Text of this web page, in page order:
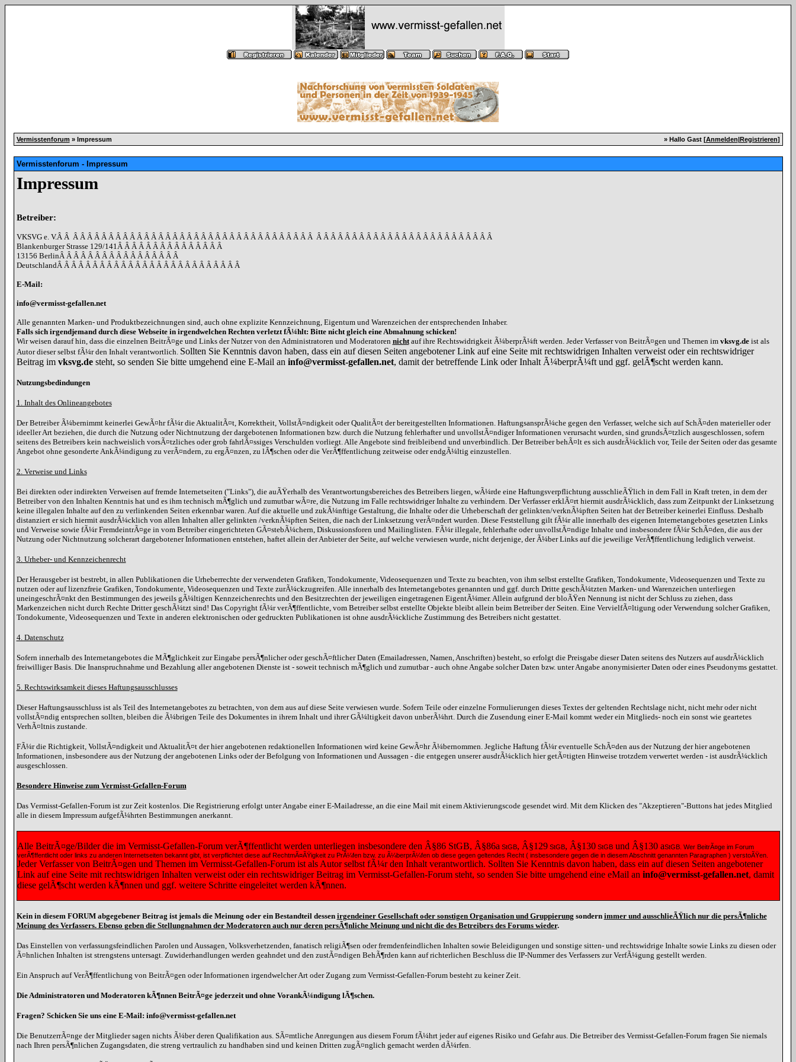
Vermisstenforum » Impressum » Hallo Gast [Anmelden|Registrieren]
Vermisstenforum - Impressum
Impressum
Betreiber:
VKSVG e. V.Â Â Â Â Â Â Â Â Â Â Â Â Â Â Â Â Â Â Â Â Â Â Â Â Â Â Â Â Â Â Â Â Â Â Â Â Â Â Â Â Â Â Â Â Â Â Â Â Â Â Â Â Â Â Â Â Â Â Â Â Â
Blankenburger Strasse 129/141Â Â Â Â Â Â Â Â Â Â Â Â Â Â Â
13156 BerlinÂ Â Â Â Â Â Â Â Â Â Â Â Â Â Â Â Â
DeutschlandÂ Â Â Â Â Â Â Â Â Â Â Â Â Â Â Â Â Â Â Â Â Â Â Â Â Â
E-Mail:
info@vermisst-gefallen.net
Alle genannten Marken- und Produktbezeichnungen sind, auch ohne explizite Kennzeichnung, Eigentum und Warenzeichen der entsprechenden Inhaber.
Falls sich irgendjemand durch diese Webseite in irgendwelchen Rechten verletzt fÃ¼hlt: Bitte nicht gleich eine Abmahnung schicken!
Wir weisen darauf hin, dass die einzelnen BeitrÃ¤ge und Links der Nutzer von den Administratoren und Moderatoren nichtauf ihre Rechtswidrigkeit Ã¼berprÃ¼ft werden. Jeder Verfasser von BeitrÃ¤gen und Themen im vksvg.deist als
Autor dieser selbst fÃ¼r den Inhalt verantwortlich. Sollten Sie Kenntnis davon haben, dass ein auf diesen Seiten angebotener Link auf eine Seite mit rechtswidrigen Inhalten verweist oder ein rechtswidriger
Beitrag im vksvg.desteht, so senden Sie bitte umgehend eine E-Mail an info@vermisst-gefallen.net, damit der betreffende Link oder Inhalt Ã¼berprÃ¼ft und ggf. gelÃ¶scht werden kann.
Nutzungsbedindungen
1. Inhalt des Onlineangebotes
Der Betreiber Ã¼bernimmt keinerlei GewÃ¤hr fÃ¼r die AktualitÃ¤t, Korrektheit, VollstÃ¤ndigkeit oder QualitÃ¤t der bereitgestellten Informationen. HaftungsansprÃ¼che gegen den Verfasser, welche sich auf SchÃ¤den materieller oder
ideeller Art beziehen, die durch die Nutzung oder Nichtnutzung der dargebotenen Informationen bzw. durch die Nutzung fehlerhafter und unvollstÃ¤ndiger Informationen verursacht wurden, sind grundsÃ¤tzlich ausgeschlossen, sofern
seitens des Betreibers kein nachweislich vorsÃ¤tzliches oder grob fahrlÃ¤ssiges Verschulden vorliegt. Alle Angebote sind freibleibend und unverbindlich. Der Betreiber behÃ¤lt es sich ausdrÃ¼cklich vor, Teile der Seiten oder das gesamte
Angebot ohne gesonderte AnkÃ¼ndigung zu verÃ¤ndern, zu ergÃ¤nzen, zu lÃ¶schen oder die VerÃ¶ffentlichung zeitweise oder endgÃ¼ltig einzustellen.
2. Verweise und Links
Bei direkten oder indirekten Verweisen auf fremde Internetseiten ("Links"), die auÃŸerhalb des Verantwortungsbereiches des Betreibers liegen, wÃ¼rde eine Haftungsverpflichtung ausschlieÃŸlich in dem Fall in Kraft treten, in dem der
Betreiber von den Inhalten Kenntnis hat und es ihm technisch mÃ¶glich und zumutbar wÃ¤re, die Nutzung im Falle rechtswidriger Inhalte zu verhindern. Der Verfasser erklÃ¤rt hiermit ausdrÃ¼cklich, dass zum Zeitpunkt der Linksetzung
keine illegalen Inhalte auf den zu verlinkenden Seiten erkennbar waren. Auf die aktuelle und zukÃ¼nftige Gestaltung, die Inhalte oder die Urheberschaft der gelinkten/verknÃ¼pften Seiten hat der Betreiber keinerlei Einfluss. Deshalb
distanziert er sich hiermit ausdrÃ¼cklich von allen Inhalten aller gelinkten /verknÃ¼pften Seiten, die nach der Linksetzung verÃ¤ndert wurden. Diese Feststellung gilt fÃ¼r alle innerhalb des eigenen Internetangebotes gesetzten Links
und Verweise sowie fÃ¼r FremdeintrÃ¤ge in vom Betreiber eingerichteten GÃ¤stebÃ¼chern, Diskussionsforen und Mailinglisten. FÃ¼r illegale, fehlerhafte oder unvollstÃ¤ndige Inhalte und insbesondere fÃ¼r SchÃ¤den, die aus der
Nutzung oder Nichtnutzung solcherart dargebotener Informationen entstehen, haftet allein der Anbieter der Seite, auf welche verwiesen wurde, nicht derjenige, der Ã¼ber Links auf die jeweilige VerÃ¶ffentlichung lediglich verweist.
3. Urheber- und Kennzeichenrecht
Der Herausgeber ist bestrebt, in allen Publikationen die Urheberrechte der verwendeten Grafiken, Tondokumente, Videosequenzen und Texte zu beachten, von ihm selbst erstellte Grafiken, Tondokumente, Videosequenzen und Texte zu
nutzen oder auf lizenzfreie Grafiken, Tondokumente, Videosequenzen und Texte zurÃ¼ckzugreifen. Alle innerhalb des Internetangebotes genannten und ggf. durch Dritte geschÃ¼tzten Marken- und Warenzeichen unterliegen
uneingeschrÃ¤nkt den Bestimmungen des jeweils gÃ¼ltigen Kennzeichenrechts und den Besitzrechten der jeweiligen eingetragenen EigentÃ¼mer. Allein aufgrund der bloÃŸen Nennung ist nicht der Schluss zu ziehen, dass
Markenzeichen nicht durch Rechte Dritter geschÃ¼tzt sind! Das Copyright fÃ¼r verÃ¶ffentlichte, vom Betreiber selbst erstellte Objekte bleibt allein beim Betreiber der Seiten. Eine VervielfÃ¤ltigung oder Verwendung solcher Grafiken,
Tondokumente, Videosequenzen und Texte in anderen elektronischen oder gedruckten Publikationen ist ohne ausdrÃ¼ckliche Zustimmung des Betreibers nicht gestattet.
4. Datenschutz
Sofern innerhalb des Internetangebotes die MÃ¶glichkeit zur Eingabe persÃ¶nlicher oder geschÃ¤ftlicher Daten (Emailadressen, Namen, Anschriften) besteht, so erfolgt die Preisgabe dieser Daten seitens des Nutzers auf ausdrÃ¼cklich
freiwilliger Basis. Die Inanspruchnahme und Bezahlung aller angebotenen Dienste ist - soweit technisch mÃ¶glich und zumutbar - auch ohne Angabe solcher Daten bzw. unter Angabe anonymisierter Daten oder eines Pseudonyms gestattet.
5. Rechtswirksamkeit dieses Haftungsausschlusses
Dieser Haftungsausschluss ist als Teil des Internetangebotes zu betrachten, von dem aus auf diese Seite verwiesen wurde. Sofern Teile oder einzelne Formulierungen dieses Textes der geltenden Rechtslage nicht, nicht mehr oder nicht
vollstÃ¤ndig entsprechen sollten, bleiben die Ã¼brigen Teile des Dokumentes in ihrem Inhalt und ihrer GÃ¼ltigkeit davon unberÃ¼hrt. Durch die Zusendung einer E-Mail kommt weder ein Mitglieds- noch ein sonst wie geartetes
VerhÃ¤ltnis zustande.
FÃ¼r die Richtigkeit, VollstÃ¤ndigkeit und AktualitÃ¤t der hier angebotenen redaktionellen Informationen wird keine GewÃ¤hr Ã¼bernommen. Jegliche Haftung fÃ¼r eventuelle SchÃ¤den aus der Nutzung der hier angebotenen
Informationen, insbesondere aus der Nutzung der angebotenen Links oder der Befolgung von Informationen und Aussagen - die entgegen unserer ausdrÃ¼cklich hier getÃ¤tigten Hinweise trotzdem verwertet werden - ist ausdrÃ¼cklich
ausgeschlossen.
Besondere Hinweise zum Vermisst-Gefallen-Forum
Das Vermisst-Gefallen-Forum ist zur Zeit kostenlos. Die Registrierung erfolgt unter Angabe einer E-Mailadresse, an die eine Mail mit einem Aktivierungscode gesendet wird. Mit dem Klicken des "Akzeptieren"-Buttons hat jedes Mitglied
alle in diesem Impressum aufgefÃ¼hrten Bestimmungen anerkannt.
Alle BeitrÃ¤ge/Bilder die im Vermisst-Gefallen-Forum verÃ¶ffentlicht werden unterliegen insbesondere den Â§86 StGB, Â§86a StGB, Â§129StGB, Â§130StGBund Â§130 aStGB. Wer BeitrÃ¤ge im Forum
verÃ¶ffentlicht oder links zu anderen Internetseiten bekannt gibt, ist verpflichtet diese auf RechtmÃ¤ÃŸigkeit zu PrÃ¼fen bzw. zu Ã¼berprÃ¼fen ob diese gegen geltendes Recht ( insbesondere gegen die in diesem Abschnitt genannten Paragraphen ) verstoÃŸen.
Jeder Verfasser von BeitrÃ¤gen und Themen im Vermisst-Gefallen-Forum ist als Autor selbst fÃ¼r den Inhalt verantwortlich. Sollten Sie Kenntnis davon haben, dass ein auf diesen Seiten angebotener
Link auf eine Seite mit rechtswidrigen Inhalten verweist oder ein rechtswidriger Beitrag im Vermisst-Gefallen-Forum steht, so senden Sie bitte umgehend eine eMail an info@vermisst-gefallen.net, damit
diese gelÃ¶scht werden kÃ¶nnen und ggf. weitere Schritte eingeleitet werden kÃ¶nnen.
Kein in diesem FORUM abgegebener Beitrag ist jemals die Meinung oder ein Bestandteil dessen irgendeiner Gesellschaft oder sonstigen Organisation und Gruppierung sondern immer und ausschlieÃŸlich nur die persÃ¶nliche
Meinung des Verfassers. Ebenso geben die Stellungnahmen der Moderatoren auch nur deren persÃ¶nliche Meinung und nicht die des Betreibers des Forums wieder.
Das Einstellen von verfassungsfeindlichen Parolen und Aussagen, Volksverhetzenden, fanatisch religiÃ¶sen oder fremdenfeindlichen Inhalten sowie Beleidigungen und sonstige sitten- und rechtswidrige Inhalte sowie Links zu diesen oder
Ã¤hnlichen Inhalten ist strengstens untersagt. Zuwiderhandlungen werden geahndet und den zustÃ¤ndigen BehÃ¶rden kann auf richterlichen Beschluss die IP-Nummer des Verfassers zur VerfÃ¼gung gestellt werden.
Ein Anspruch auf VerÃ¶ffentlichung von BeitrÃ¤gen oder Informationen irgendwelcher Art oder Zugang zum Vermisst-Gefallen-Forum besteht zu keiner Zeit.
Die Administratoren und Moderatoren kÃ¶nnen BeitrÃ¤ge jederzeit und ohne VorankÃ¼ndigung lÃ¶schen.
Fragen? Schicken Sie uns eine E-Mail: info@vermisst-gefallen.net
Die BenutzerrÃ¤nge der Mitglieder sagen nichts Ã¼ber deren Qualifikation aus. SÃ¤mtliche Anregungen aus diesem Forum fÃ¼hrt jeder auf eigenes Risiko und Gefahr aus. Die Betreiber des Vermisst-Gefallen-Forum fragen Sie niemals
nach Ihren persÃ¶nlichen Zugangsdaten, die streng vertraulich zu handhaben sind und keinen Dritten zugÃ¤nglich gemacht werden dÃ¼rfen.